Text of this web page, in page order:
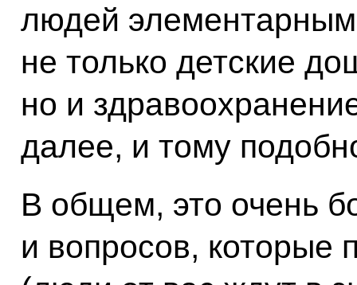
людей
не только детские
но и
далее, и тому
В общем, это очень
и вопросов, которые